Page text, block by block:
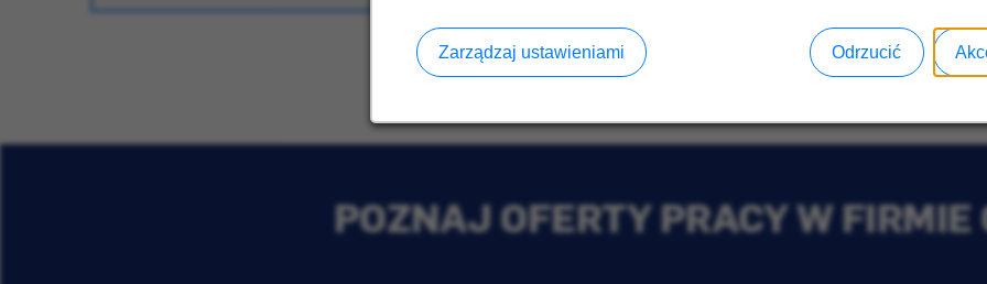
Odrzucić
Zarządzaj ustawieniami
POZNAJ OFERTY PRACY W FIRMIE